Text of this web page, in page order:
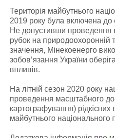
Територія майбутнього
2019 року була включена
Не допустивши проведення
рубок на природоохоронній
значення, Мінекоенерго
зобов’язання України
впливів.
На літній сезон 2020 року
проведення масштабного
картографування) рідкісних
майбутнього національного